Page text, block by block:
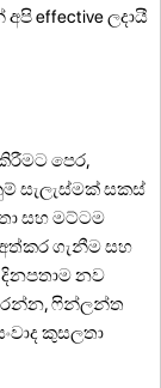
effective ලදායී
පෙර,
සැලැස්මක් සකස්
සහ මට්ටම
ගැනීම සහ
නව
ෆින්ලන්ත
කුසලතා